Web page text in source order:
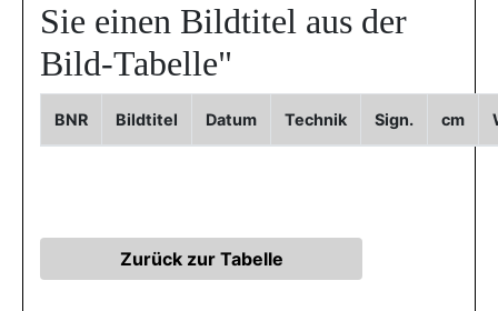
Sie einen Bildtitel aus der
Bild-Tabelle"
BNR Bildtitel Datum Technik Sign. cm